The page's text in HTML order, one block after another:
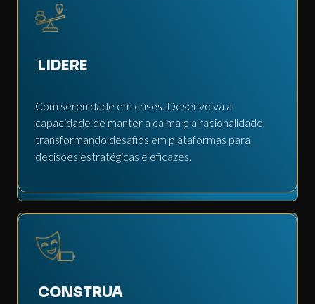
LIDERE
Com serenidade em crises. Desenvolva a
capacidade de manter a calma e a racionalidade,
transformando desafios em plataformas para
decisões estratégicas e eficazes.
CONSTRUA